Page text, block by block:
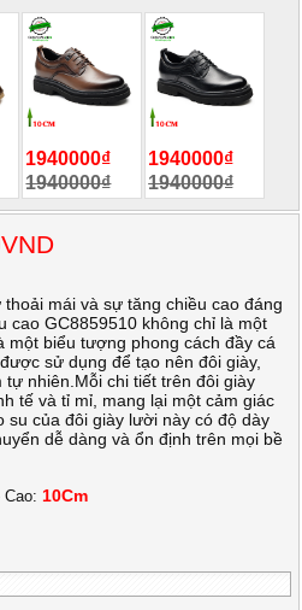
1940000₫
1940000₫
1940000₫
1940000₫
mái và sự tăng chiều cao đáng
cao GC8859510 không chỉ là một
một biểu tượng phong cách đầy cá
sử dụng để tạo nên đôi giày,
nhiên.Mỗi chi tiết trên đôi giày
tế và tỉ mỉ, mang lại một cảm giác
của đôi giày lười này có độ dày
dễ dàng và ổn định trên mọi bề
10Cm